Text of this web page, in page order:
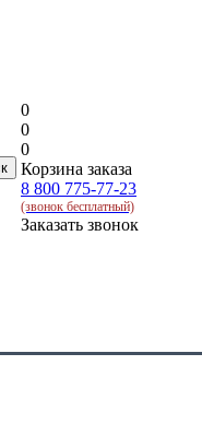
0
0
0
Корзина заказа
8 800 775-77-23
(звонок бесплатный)
Заказать звонок